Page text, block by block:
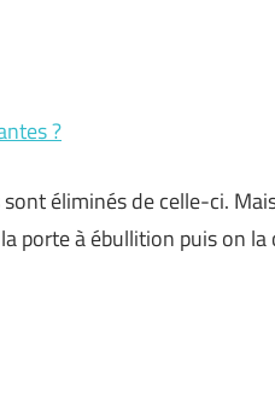
?
sont éliminés de celle-ci.
porte à ébullition puis on la